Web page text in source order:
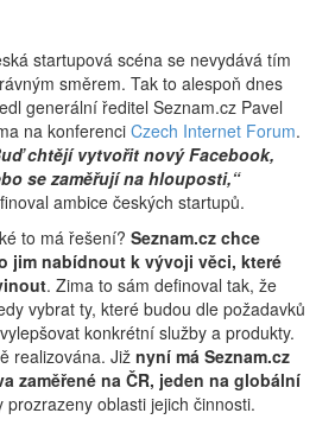
startupová scéna se nevydává tím
směrem. Tak to alespoň dnes
generální ředitel Seznam.cz Pavel
na konferenci Czech Internet Forum.
chtějí vytvořit nový Facebook,
se zaměřují na hlouposti,“
ambice českých startupů.
to má řešení? Seznam.cz chce
jim nabídnout k vývoji věci, které
. Zima to sám definoval tak, že
vybrat ty, které budou dle požadavků
konkrétní služby a produkty.
realizována. Již nyní má Seznam.cz
zaměřené na ČR, jeden na globální
prozrazeny oblasti jejich činnosti.